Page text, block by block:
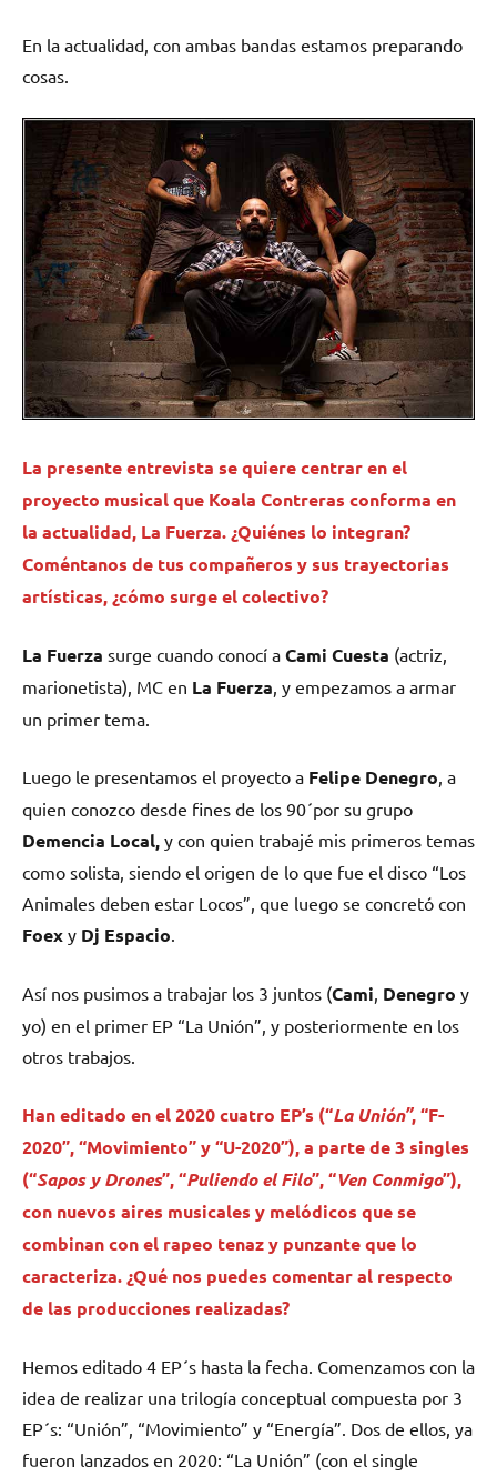
En la actualidad, con ambas bandas estamos preparando
cosas.
La presente entrevista se quiere centrar en el
proyecto musical que Koala Contreras conforma en
la actualidad, La Fuerza. ¿Quiénes lo integran?
Coméntanos de tus compañeros y sus trayectorias
artísticas, ¿cómo surge el colectivo?
La Fuerza surge cuando conocí a Cami Cuesta (actriz,
marionetista), MC en La Fuerza, y empezamos a armar
un primer tema.
Luego le presentamos el proyecto a Felipe Denegro, a
quien conozco desde fines de los 90´por su grupo
Demencia Local, y con quien trabajé mis primeros temas
como solista, siendo el origen de lo que fue el disco “Los
Animales deben estar Locos”, que luego se concretó con
Foex y Dj Espacio.
Así nos pusimos a trabajar los 3 juntos (Cami, Denegro y
yo) en el primer EP “La Unión”, y posteriormente en los
otros trabajos.
Han editado en el 2020 cuatro EP’s (“La Unión”, “F-
2020”, “Movimiento” y “U-2020”), a parte de 3 singles
(“Sapos y Drones”, “Puliendo el Filo”, “Ven Conmigo”),
con nuevos aires musicales y melódicos que se
combinan con el rapeo tenaz y punzante que lo
caracteriza. ¿Qué nos puedes comentar al respecto
de las producciones realizadas?
Hemos editado 4 EP´s hasta la fecha. Comenzamos con la
idea de realizar una trilogía conceptual compuesta por 3
EP´s: “Unión”, “Movimiento” y “Energía”. Dos de ellos, ya
fueron lanzados en 2020: “La Unión” (con el single